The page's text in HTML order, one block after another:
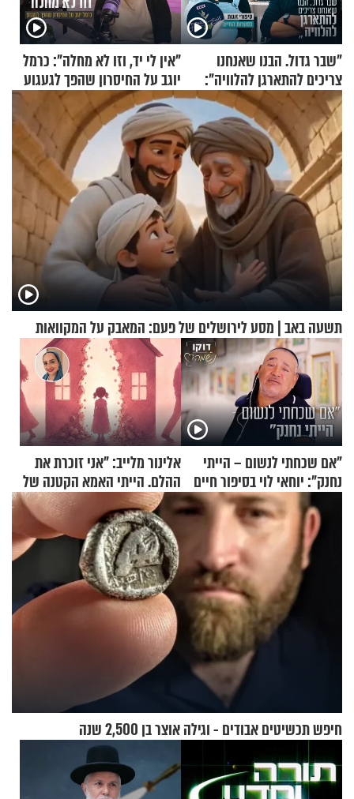
"שבר גדול. הבנו שאנחנו
צריכים להתארגן להלוויה":
זוגיות במבחן, הפעם עם מרים
וגד דנינו
"אין לי יד, וזו לא מחלה": כרמל
יוגב על החיסרון שהפך לגעגוע
תשעה באב | מסע לירושלים של פעם: המאבק על המקוואות
"אם שכחתי לנשום – הייתי
נחנק": יוחאי לוי בסיפור חיים
מעורר השראה
אלינור מלייב: "אני זוכרת את
ההלם. הייתי האמא הקטנה של
הבית"
חיפש תכשיטים אבודים - וגילה אוצר בן 2,500 שנה